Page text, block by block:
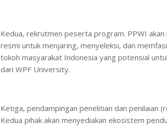
Kedua, rekrutmen peserta program. PPWI
resmi untuk menjaring, menyeleksi, dan
tokoh masyarakat Indonesia yang potensial
dari WPF University.
Ketiga, pendampingan penelitian dan penilaian
Kedua pihak akan menyediakan ekosistem